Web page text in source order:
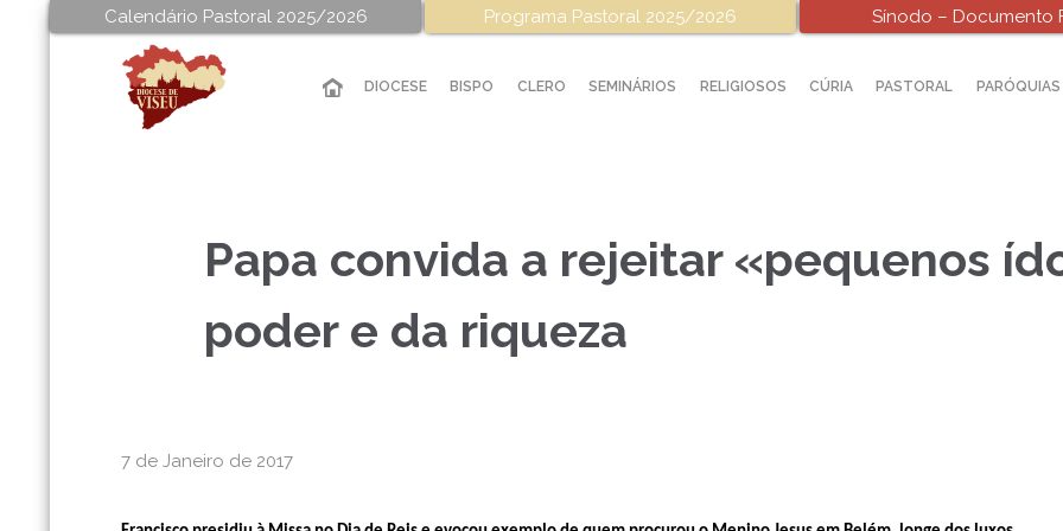
Calendário Pastoral 2025/2026 Programa Pastoral 2025/2026 Sínodo – Documento
DIOCESE BISPO CLERO SEMINÁRIOS RELIGIOSOS CÚRIA PASTORAL PARÓQUIAS
Papa convida a rejeitar «pequenos
poder e da riqueza
7 de Janeiro de 2017